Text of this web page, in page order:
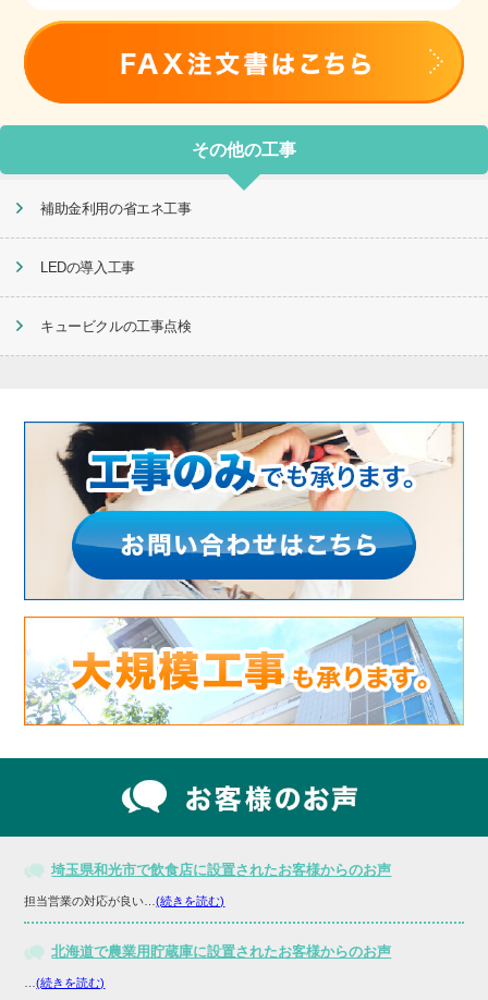
その他の工事
補助金利用の省エネ工事
LEDの導入工事
キュービクルの工事点検
埼玉県和光市で飲食店に設置されたお客様からのお声
担当営業の対応が良い…(続きを読む)
北海道で農業用貯蔵庫に設置されたお客様からのお声
…(続きを読む)